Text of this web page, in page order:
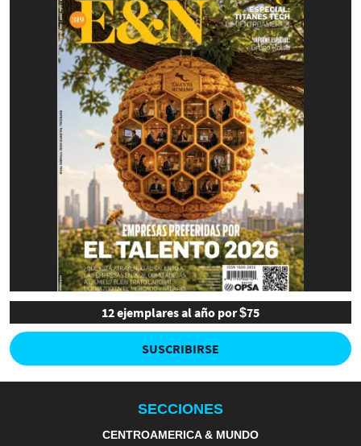
12 ejemplares al año por $75
SUSCRIBIRSE
SECCIONES
CENTROAMERICA & MUNDO